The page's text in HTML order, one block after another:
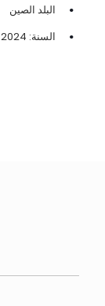
البلد الصين
السنة: 2024